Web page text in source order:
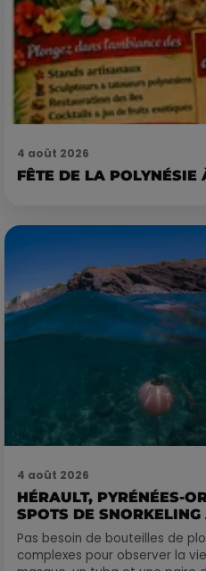
4 août 2026
FÊTE DE LA
4 août 2026
HÉRAULT, PYRÉNÉES-
SPOTS DE
Pas besoin de bouteilles de
complexes pour observer la